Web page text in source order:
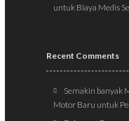
untuk Biaya Medis
Recent Comments
Semakin banyak
Motor Baru untuk